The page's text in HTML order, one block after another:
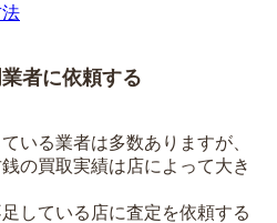
者に依頼する
いる業者は多数ありますが、
の買取実績は店によって大き
している店に査定を依頼する